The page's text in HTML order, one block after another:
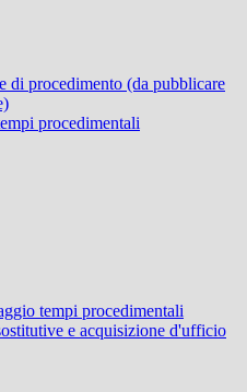
di procedimento (da pubblicare
procedimentali
tempi procedimentali
e acquisizione d'ufficio